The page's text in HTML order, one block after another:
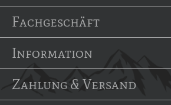
Fachgeschäft
Information
Zahlung & Versand